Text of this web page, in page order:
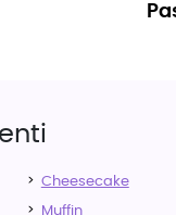
Cheesecake
Muffin